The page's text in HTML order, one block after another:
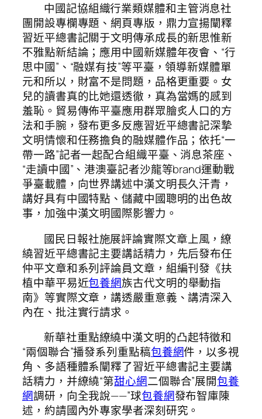
中國記協組織行業類媒體和主管消息社
團開設專欄專題、網頁專版，鼎力宣揚闡釋
習近平總書記關于文明傳承成長的新思惟新
不雅點新結論；應用中國新媒體年夜會、“行
思中國”、“融媒有技”等平臺，領導新媒體單
元和所以，財富不是問題，品格更重要。女
兒的讀書真的比她還透徹，真為當媽的感到
羞恥。貿易傳佈平臺應用群眾膾炙人口的方
法和手腕，發布更多反應習近平總書記深摯
文明情懷和任務擔負的融媒體作品；依托“一
帶一路”記者一起配合組織平臺、消息茶座、
“走讀中國”、港澳臺記者沙龍等brand運動戰
爭臺載體，向世界講述中漢文明長久汗青，
講好具有中國特點、儲藏中國聰明的出色故
事，加強中漢文明國際影響力。
國民日報社施展評論實際文章上風，繚
繞習近平總書記主要講話精力，先后發布任
仲平文章和系列評論員文章，組編刊發《扶
植中華平易近包養網族古代文明的舉動指
南》等實際文章，講透嚴重意義、講清深入
內在、批注實行請求。
新華社重點繚繞中漢文明的凸起特徵和
“兩個聯合”播發系列重點稿包養網件，以多視
角、多語種體系闡釋了習近平總書記主要講
話精力，并繚繞“第甜心網二個聯合”展開包養
網調研，向全我說——”球包養網發布智庫陳
述，約請國內外專家學者深刻研究。